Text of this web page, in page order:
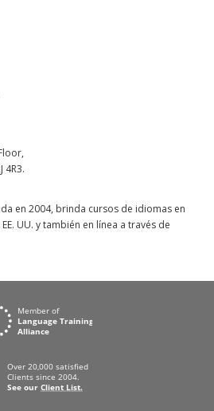
4R3.
en 2004, brinda cursos de idiomas en
UU. y también en línea a través de